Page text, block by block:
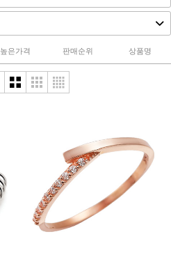
높은가격 판매순위 상품명